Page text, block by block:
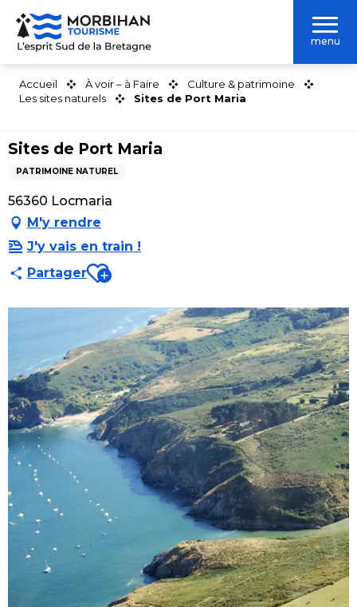
Aller
contenu
menu
Accueil À voir – à Faire
Culture & patrimoine
Les sites naturels
Sites de Port Maria
Sites de Port Maria
PATRIMOINE NATUREL
56360 Locmaria
M'y rendre
J'y vais en train !
PartagerAjouter aux favoris